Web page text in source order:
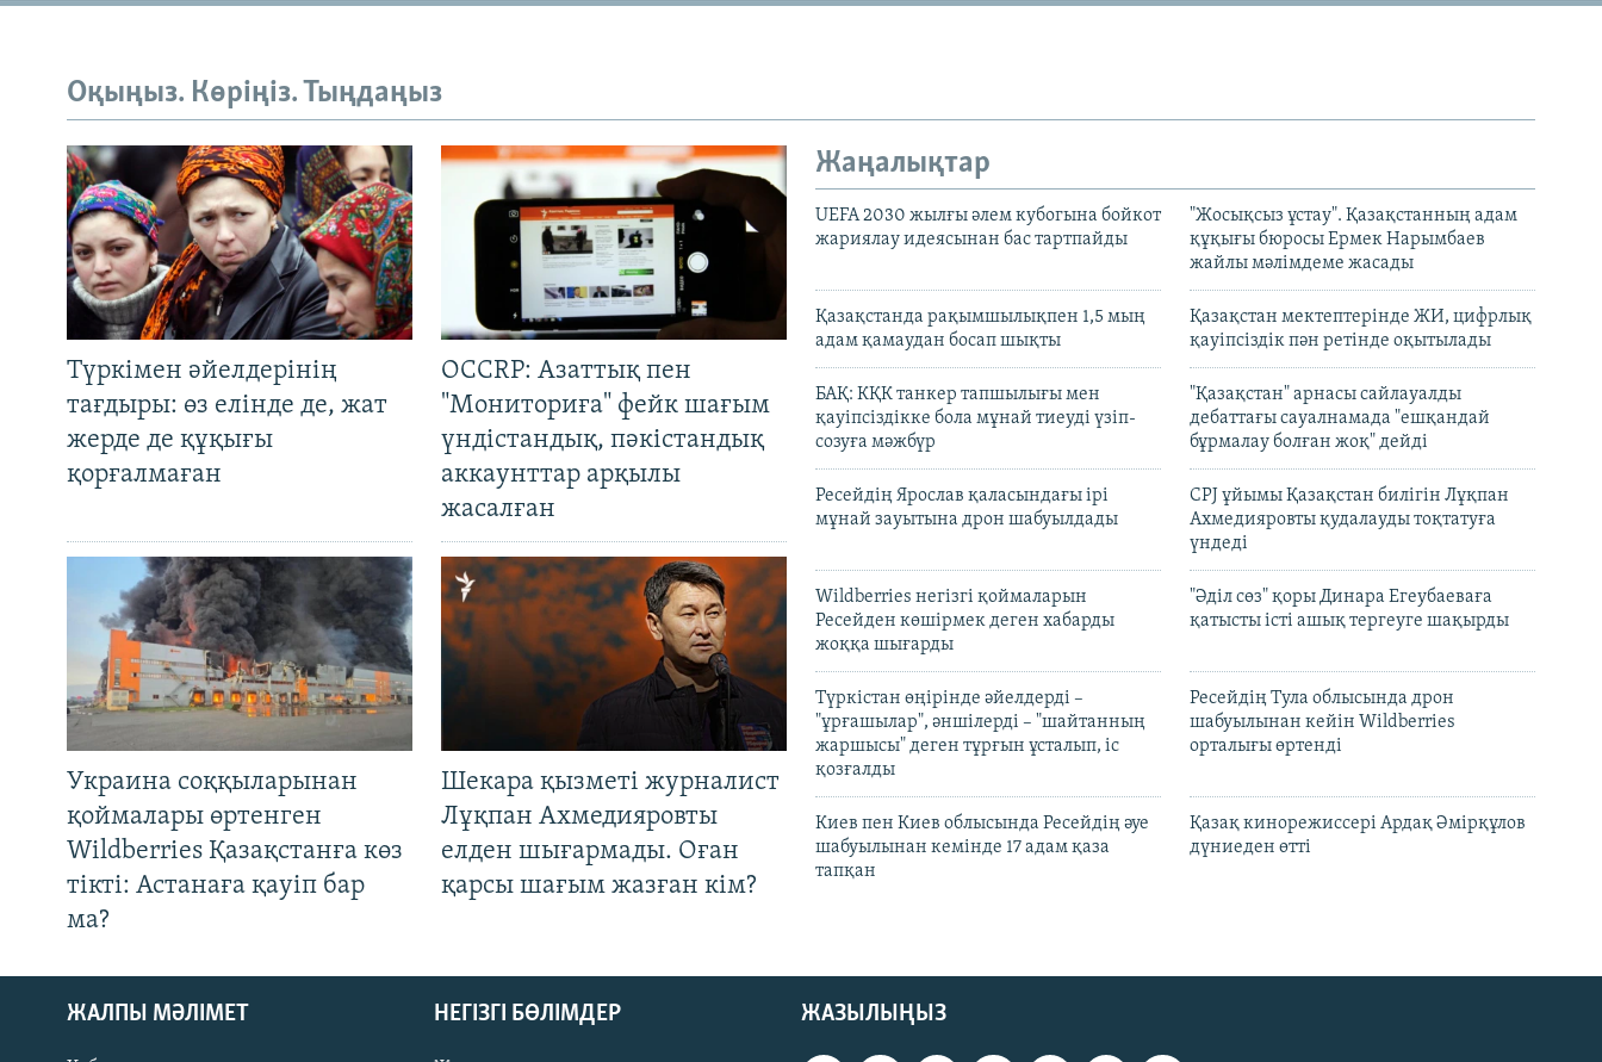
Оқыңыз. Көріңіз. Тыңдаңыз
Түркімен әйелдерінің
тағдыры: өз елінде де, жат
жерде де құқығы
қорғалмаған
OCCRP: Азаттық пен
"Мониториға" фейк шағым
үндістандық, пәкістандық
аккаунттар арқылы
жасалған
Украина соққыларынан
қоймалары өртенген
Wildberries Қазақстанға көз
тікті: Астанаға қауіп бар
ма?
Шекара қызметі журналист
Лұқпан Ахмедияровты
елден шығармады. Оған
қарсы шағым жазған кім?
Жаңалықтар
UEFA 2030 жылғы әлем кубогына бойкот
жариялау идеясынан бас тартпайды
"Жосықсыз ұстау". Қазақстанның адам
құқығы бюросы Ермек Нарымбаев
жайлы мәлімдеме жасады
Қазақстанда рақымшылықпен 1,5 мың
адам қамаудан босап шықты
Қазақстан мектептерінде ЖИ, цифрлық
қауіпсіздік пән ретінде оқытылады
БАҚ: КҚК танкер тапшылығы мен
қауіпсіздікке бола мұнай тиеуді үзіп-
созуға мәжбүр
"Қазақстан" арнасы сайлауалды
дебаттағы сауалнамада "ешқандай
бұрмалау болған жоқ" дейді
Ресейдің Ярослав қаласындағы ірі
мұнай зауытына дрон шабуылдады
CPJ ұйымы Қазақстан билігін Лұқпан
Ахмедияровты қудалауды тоқтатуға
үндеді
Wildberries негізгі қоймаларын
Ресейден көшірмек деген хабарды
жоққа шығарды
"Әділ сөз" қоры Динара Егеубаеваға
қатысты істі ашық тергеуге шақырды
Түркістан өңірінде әйелдерді –
"ұрғашылар", әншілерді – "шайтанның
жаршысы" деген тұрғын ұсталып, іс
қозғалды
Ресейдің Тула облысында дрон
шабуылынан кейін Wildberries
орталығы өртенді
Киев пен Киев облысында Ресейдің әуе
шабуылынан кемінде 17 адам қаза
тапқан
Қазақ кинорежиссері Ардақ Әмірқұлов
дүниеден өтті
ЖАЗЫЛЫҢЫЗ
ЖАЛПЫ МӘЛІМЕТ НЕГІЗГІ БӨЛІМДЕР